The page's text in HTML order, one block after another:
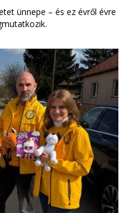
ünnepe – és ez évről évre